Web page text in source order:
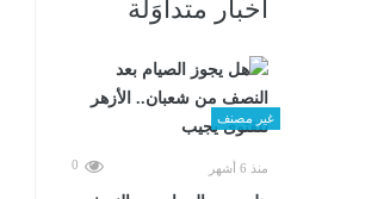
أخبار متداوَلة
غير مصنف
منذ 6 أشهر 0